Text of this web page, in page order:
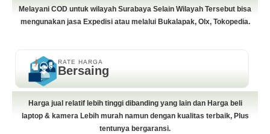
Melayani COD untuk wilayah Surabaya Selain Wilayah Tersebut bisa
mengunakan jasa Expedisi atau melalui Bukalapak, Olx, Tokopedia.
RATE HARGA
Bersaing
Harga jual relatif lebih tinggi dibanding yang lain dan Harga beli
laptop & kamera Lebih murah namun dengan kualitas terbaik, Plus
tentunya bergaransi.